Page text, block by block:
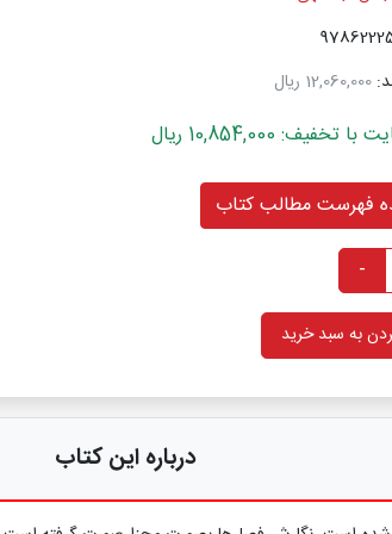
12,060,000 ریال
10,854,000 ریال
فهرست مطالب کتاب
-
به سبد خرید
درباره این کتاب